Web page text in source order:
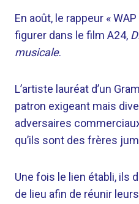
En août, le rappeur «
figurer dans le film A24,
musicale.
L’artiste lauréat d’un
patron exigeant mais
adversaires
qu’ils sont des frères
Une fois le lien établi, ils
de lieu afin de réunir